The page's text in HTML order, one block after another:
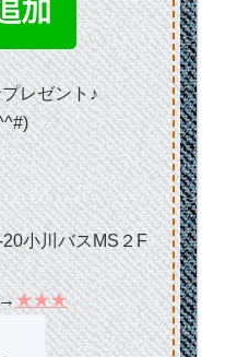
レゼント♪
小川バスMS２F
→★★★